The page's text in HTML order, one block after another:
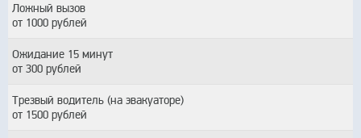
Ложный вызов
от 1000 рублей
Ожидание 15 минут
от 300 рублей
Трезвый водитель (на эвакуаторе)
от 1500 рублей